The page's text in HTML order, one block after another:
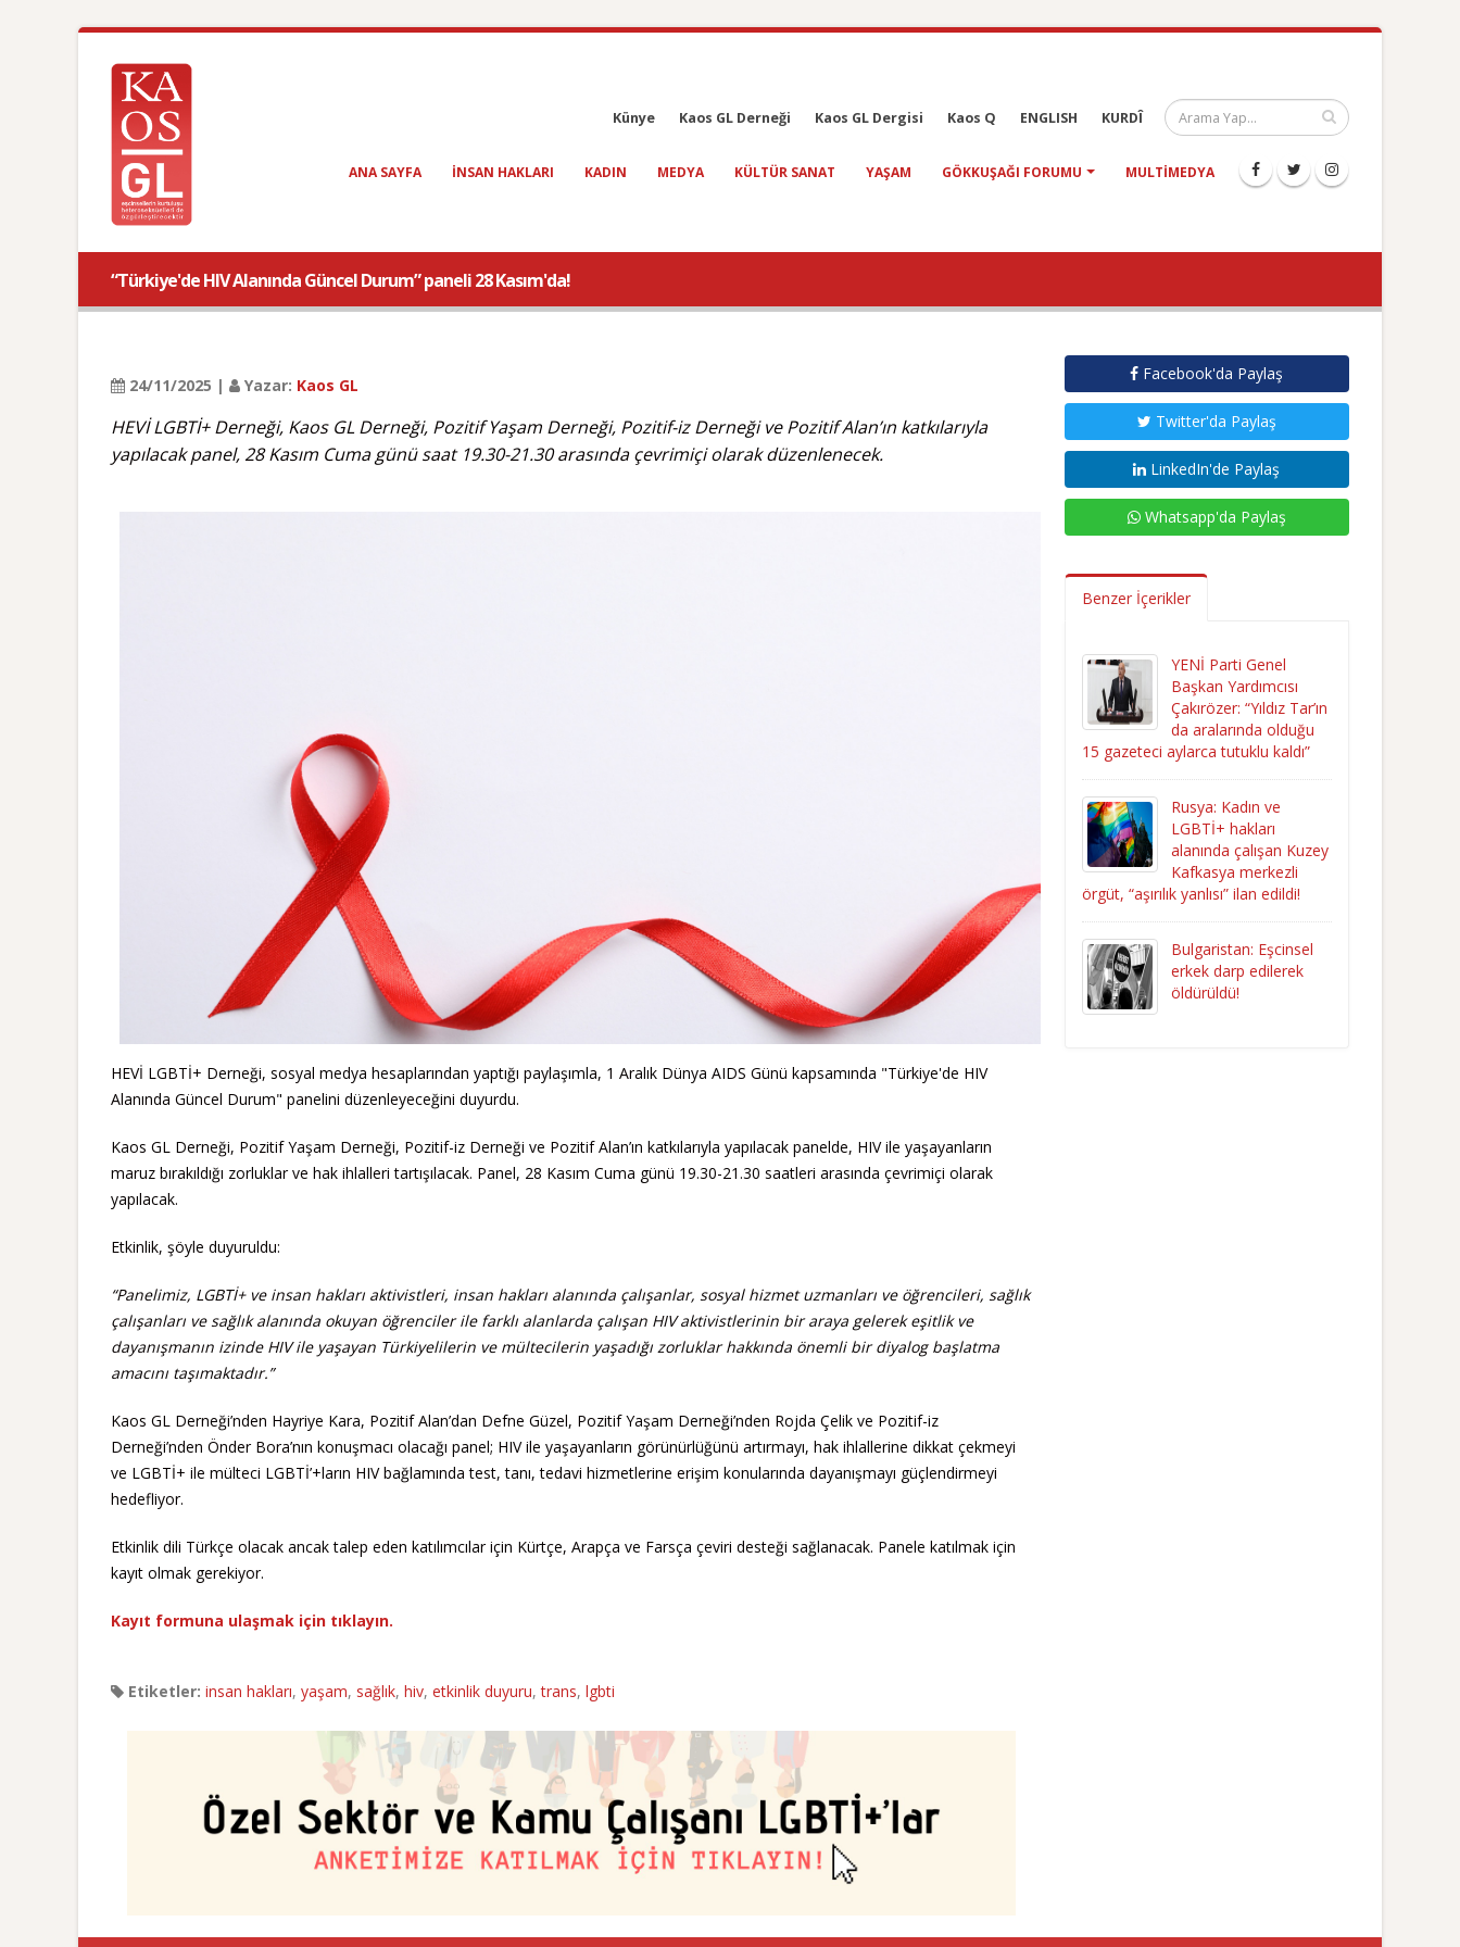
Künye Kaos GL Derneği Kaos GL Dergisi Kaos Q ENGLISH KURDÎ
ANA SAYFA INSAN HAKLARI KADIN MEDYA KÜLTÜR SANAT YAŞAM GÖKKUŞAĞI FORUMU MULTIMEDYA
“Türkiye'de HIV Alanında Güncel Durum” paneli 28 Kasım'da!
24/11/2025 | Yazar: Kaos GL
HEVİ LGBTİ+ Derneği, Kaos GL Derneği, Pozitif Yaşam Derneği, Pozitif-iz Derneği ve Pozitif Alan’ın katkılarıyla
yapılacak panel, 28 Kasım Cuma günü saat 19.30-21.30 arasında çevrimiçi olarak düzenlenecek.
HEVİ LGBTİ+ Derneği, sosyal medya hesaplarından yaptığı paylaşımla, 1 Aralık Dünya AIDS Günü kapsamında "Türkiye'de HIV
Alanında Güncel Durum" panelini düzenleyeceğini duyurdu.
Kaos GL Derneği, Pozitif Yaşam Derneği, Pozitif-iz Derneği ve Pozitif Alan’ın katkılarıyla yapılacak panelde, HIV ile yaşayanların
maruz bırakıldığı zorluklar ve hak ihlalleri tartışılacak. Panel, 28 Kasım Cuma günü 19.30-21.30 saatleri arasında çevrimiçi olarak
yapılacak.
Etkinlik, şöyle duyuruldu:
“Panelimiz, LGBTİ+ ve insan hakları aktivistleri, insan hakları alanında çalışanlar, sosyal hizmet uzmanları ve öğrencileri, sağlık
çalışanları ve sağlık alanında okuyan öğrenciler ile farklı alanlarda çalışan HIV aktivistlerinin bir araya gelerek eşitlik ve
dayanışmanın izinde HIV ile yaşayan Türkiyelilerin ve mültecilerin yaşadığı zorluklar hakkında önemli bir diyalog başlatma
amacını taşımaktadır.”
Kaos GL Derneği’nden Hayriye Kara, Pozitif Alan’dan Defne Güzel, Pozitif Yaşam Derneği’nden Rojda Çelik ve Pozitif-iz
Derneği’nden Önder Bora’nın konuşmacı olacağı panel; HIV ile yaşayanların görünürlüğünü artırmayı, hak ihlallerine dikkat çekmeyi
ve LGBTİ+ ile mülteci LGBTİ’+ların HIV bağlamında test, tanı, tedavi hizmetlerine erişim konularında dayanışmayı güçlendirmeyi
hedefliyor.
Etkinlik dili Türkçe olacak ancak talep eden katılımcılar için Kürtçe, Arapça ve Farsça çeviri desteği sağlanacak. Panele katılmak için
kayıt olmak gerekiyor.
Kayıt formuna ulaşmak için tıklayın.
Etiketler: insan hakları, yaşam, sağlık, hiv, etkinlik duyuru,trans, lgbti
Facebook'da Paylaş
Twitter'da Paylaş
LinkedIn'de Paylaş
Whatsapp'da Paylaş
Benzer İçerikler
YENİ Parti Genel
Başkan Yardımcısı
Çakırözer: “Yıldız Tar’ın
da aralarında olduğu
15 gazeteci aylarca tutuklu kaldı”
Rusya: Kadın ve
LGBTİ+ hakları
alanında çalışan Kuzey
Kafkasya merkezli
örgüt, “aşırılık yanlısı” ilan edildi!
Bulgaristan: Eşcinsel
erkek darp edilerek
öldürüldü!